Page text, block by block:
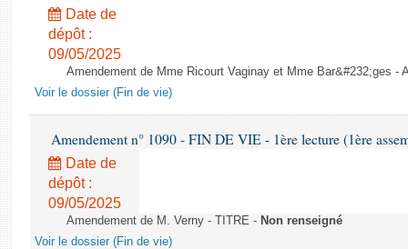
Date de
dépôt :
09/05/2025
Amendement de Mme Ricourt Vaginay et Mme Bar&#232;ges -
Voir le dossier (Fin de vie)
Amendement n° 1090 - FIN DE VIE - 1ère lecture (1ère
Date de
dépôt :
09/05/2025
Amendement de M. Verny - TITRE - Non renseigné
Voir le dossier (Fin de vie)